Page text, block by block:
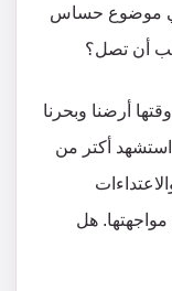
موضوع حساس
أن تصل؟
فعليًا سنة ٤٨، ومن وقتها أرضنا وبحرنا
أكتر من
هل